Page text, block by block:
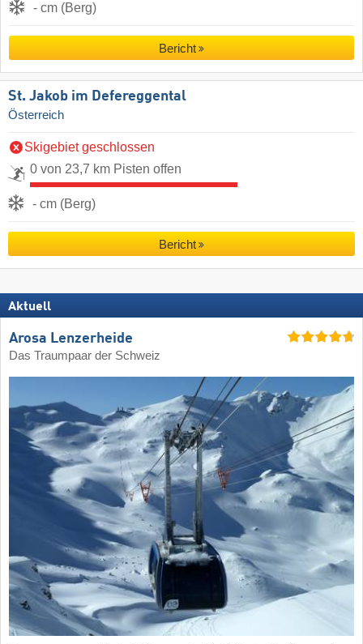
- cm (Berg)
Bericht
St. Jakob im Defereggental
Österreich
Skigebiet geschlossen
0 von 23,7 km Pisten offen
- cm (Berg)
Bericht
Aktuell
Arosa Lenzerheide
Das Traumpaar der Schweiz